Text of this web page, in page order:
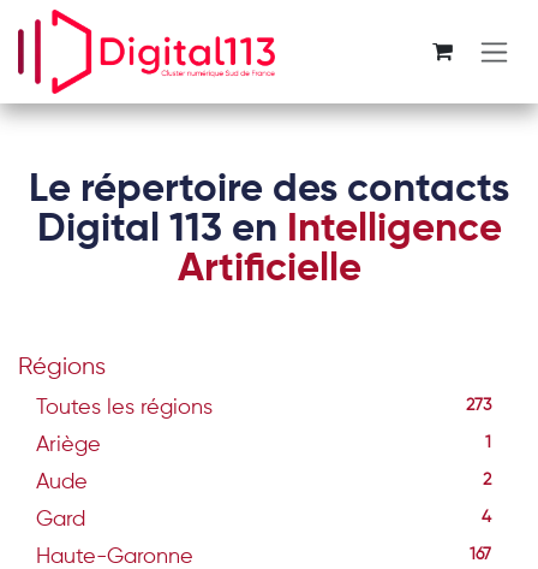
Se rendre au contenu
Le répertoire des contacts
Digital 113 en Intelligence
Artificielle
Régions
Toutes les régions 273
Ariège 1
Aude 2
Gard 4
Haute-Garonne 167